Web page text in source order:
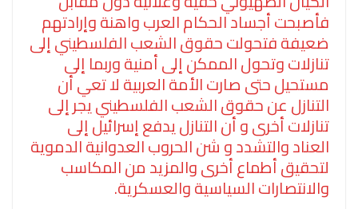
فأصبحت أجساد الحكام العرب واهنة وإرادتهم
ضعيفة فتحولت حقوق الشعب الفلسطيني إلى
تنازلات وتحول الممكن إلى أمنية وربما إلى
مستحيل حتى صارت الأمة العربية لا تعي أن
التنازل عن حقوق الشعب الفلسطيني يجر إلى
تنازلات أخرى و أن التنازل يدفع إسرائيل إلى
العناد والتشدد و شن الحروب العدوانية الدموية
لتحقيق أطماع أخرى والمزيد من المكاسب
والانتصارات السياسية والعسكرية.